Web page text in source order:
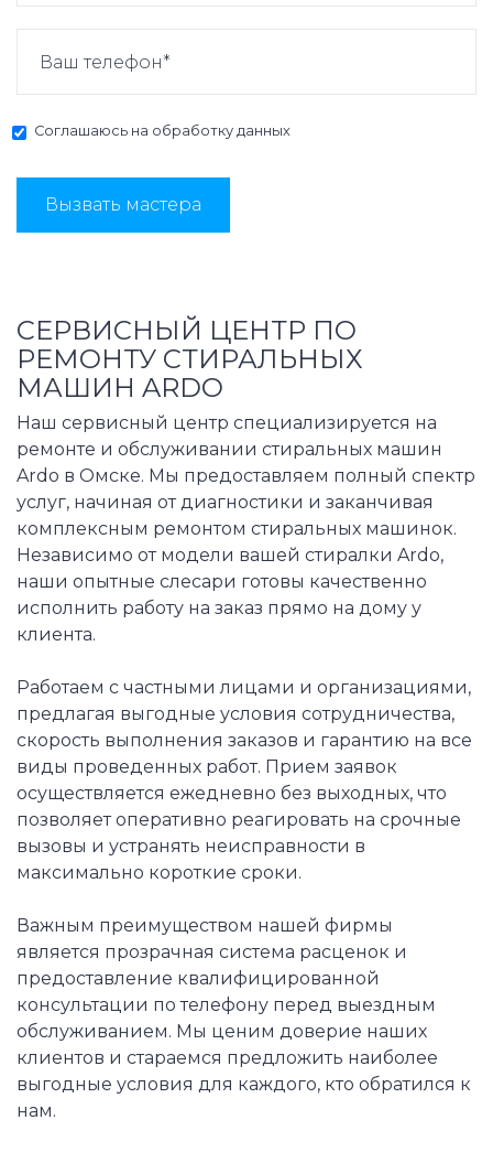
Соглашаюсь на обработку данных
Вызвать мастера
СЕРВИСНЫЙ ЦЕНТР ПО
РЕМОНТУ СТИРАЛЬНЫХ
МАШИН ARDO
Наш сервисный центр специализируется на
ремонте и обслуживании стиральных машин
Ardo в Омске. Мы предоставляем полный спектр
услуг, начиная от диагностики и заканчивая
комплексным ремонтом стиральных машинок.
Независимо от модели вашей стиралки Ardo,
наши опытные слесари готовы качественно
исполнить работу на заказ прямо на дому у
клиента.
Работаем с частными лицами и организациями,
предлагая выгодные условия сотрудничества,
скорость выполнения заказов и гарантию на все
виды проведенных работ. Прием заявок
осуществляется ежедневно без выходных, что
позволяет оперативно реагировать на срочные
вызовы и устранять неисправности в
максимально короткие сроки.
Важным преимуществом нашей фирмы
является прозрачная система расценок и
предоставление квалифицированной
консультации по телефону перед выездным
обслуживанием. Мы ценим доверие наших
клиентов и стараемся предложить наиболее
выгодные условия для каждого, кто обратился к
нам.